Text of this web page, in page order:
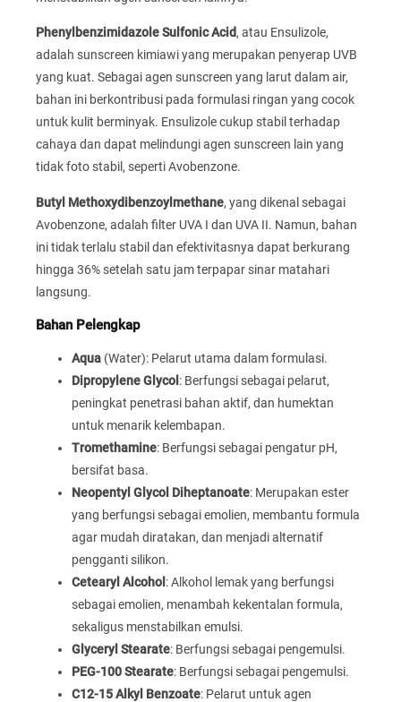
Phenylbenzimidazole Sulfonic Acid, atau Ensulizole,
adalah sunscreen kimiawi yang merupakan penyerap UVB
yang kuat. Sebagai agen sunscreen yang larut dalam air,
bahan ini berkontribusi pada formulasi ringan yang cocok
untuk kulit berminyak. Ensulizole cukup stabil terhadap
cahaya dan dapat melindungi agen sunscreen lain yang
tidak foto stabil, seperti Avobenzone.
Butyl Methoxydibenzoylmethane, yang dikenal sebagai
Avobenzone, adalah filter UVA I dan UVA II. Namun, bahan
ini tidak terlalu stabil dan efektivitasnya dapat berkurang
hingga 36% setelah satu jam terpapar sinar matahari
langsung.
Bahan Pelengkap
Aqua (Water): Pelarut utama dalam formulasi.
Dipropylene Glycol : Berfungsi sebagai pelarut,
peningkat penetrasi bahan aktif, dan humektan
untuk menarik kelembapan.
Tromethamine: Berfungsi sebagai pengatur pH,
bersifat basa.
Neopentyl Glycol Diheptanoate: Merupakan ester
yang berfungsi sebagai emolien, membantu formula
agar mudah diratakan, dan menjadi alternatif
pengganti silikon.
Cetearyl Alcohol : Alkohol lemak yang berfungsi
sebagai emolien, menambah kekentalan formula,
sekaligus menstabilkan emulsi.
Glyceryl Stearate: Berfungsi sebagai pengemulsi.
PEG-100 Stearate: Berfungsi sebagai pengemulsi.
C12-15 Alkyl Benzoate: Pelarut untuk agen